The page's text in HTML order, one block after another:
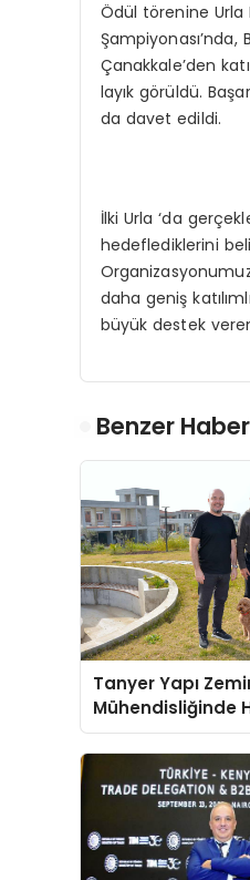
Ödül törenine Urla
Çanakkale’den
layık görüldü.
da davet edildi.
İlki Urla ‘da
hedeflediklerini
daha geniş
büyük destek
Benzer
Tanyer Yapı
Mühendisliğinde
Büyüttü